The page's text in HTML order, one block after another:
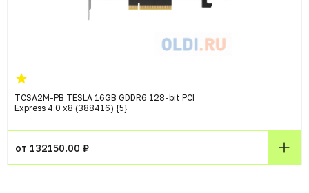
TCSA2M-PB TESLA 16GB GDDR6 128-bit PCI
Express 4.0 x8 (388416) {5}
от 132150.00 ₽